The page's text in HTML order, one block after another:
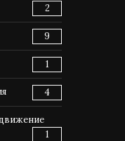
2
9
1
4
1